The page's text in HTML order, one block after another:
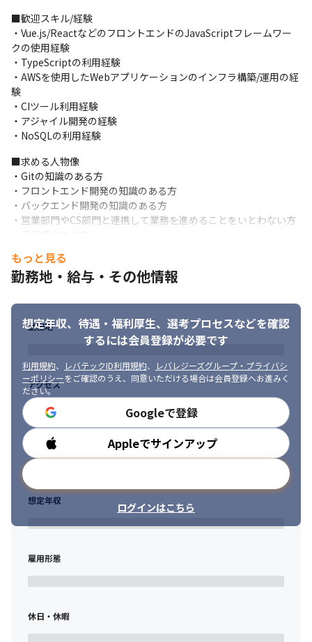
■歓迎スキル/経験
・Vue.js/ReactなどのフロントエンドのJavaScriptフレームワー
クの使用経験
・TypeScriptの利用経験
・AWSを使用したWebアプリケーションのインフラ構築/運用の経
験
・CIツール利用経験
・アジャイル開発の経験
・NoSQLの利用経験
■求める人物像
・Gitの知識のある方
・フロントエンド開発の知識のある方
・バックエンド開発の知識のある方
・営業部門やCS部門と連携して業務を進めることをいとわない方
・状況の変化にも柔軟に対応できる方
・バランスの良いビジネス知識のある方
もっと見る
勤務地・給与・その他情報
想定年収、待遇・福利厚生、 選考プロセスなどを確認
するには会員登録が必要です
利用規約、 レバテックID利用規約、
レバレジーズグループ・プライバシ
ーポリシーをご確認のうえ、同意いただける場合は会員登録へお進みく
ださい。
Googleで登録
Appleでサインアップ
ログインはこちら
勤務地
アクセス
勤務時間
想定年収
雇用形態
休日・休暇